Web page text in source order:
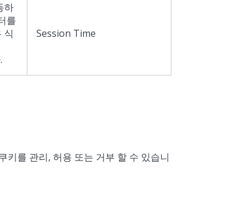
하
를
식
Session Time
키를 관리, 허용 또는 거부 할 수 있습니